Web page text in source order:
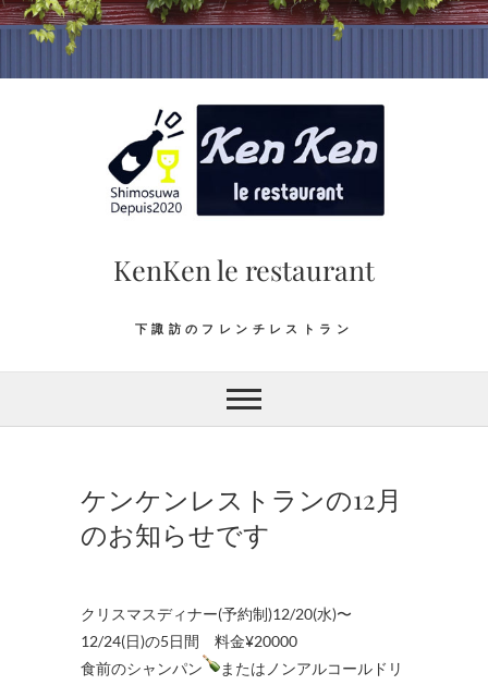
Skip
KenKen le restaurant
下諏訪のフレンチレストラン
ケンケンレストランの12月
のお知らせです
クリスマスディナー(予約制)12/20(水)〜
12/24(日)の5日間 料金¥20000
食前のシャンパン
またはノンアルコールドリ